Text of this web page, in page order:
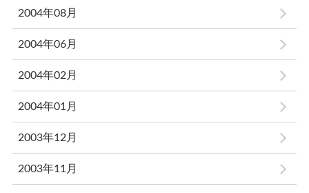
2004年08月
2004年06月
2004年02月
2004年01月
2003年12月
2003年11月